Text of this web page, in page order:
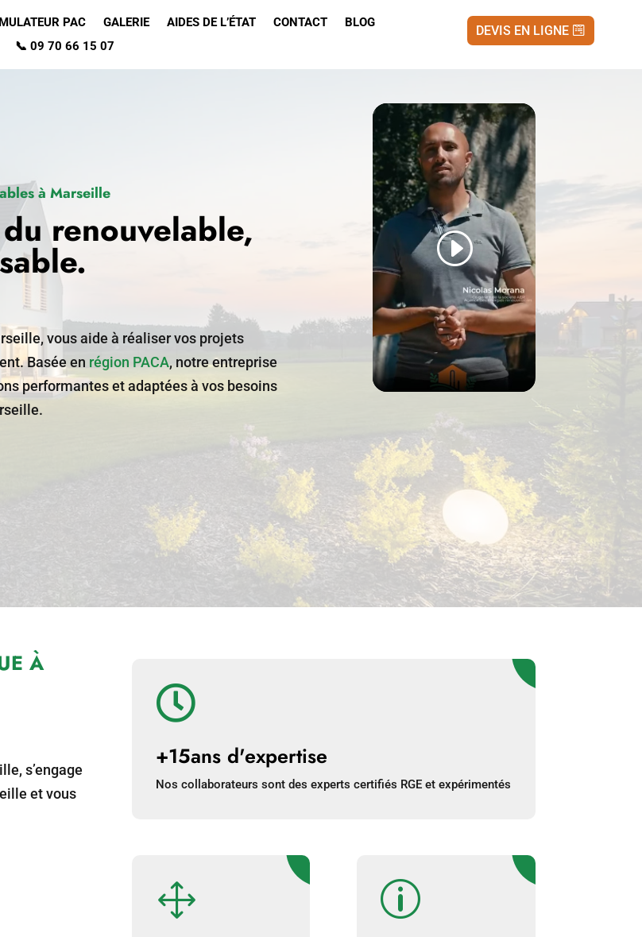
PAC GALERIE AIDES DE L’ÉTAT CONTACT
BLOG
📞 09 70 66 15 07
DEVIS EN LIGNE
à Marseille
renouvelable,
vous aide à réaliser vos projets
Basée en région PACA, notre entreprise
performantes et adaptées à vos besoins
À
s’engage
et vous

+15ans d'expertise
Nos collaborateurs sont des experts certifiés RGE et expérimentés
1 p